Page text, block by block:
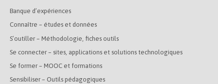
Banque d’expériences
Connaître – études et données
S’outiller – Méthodologie, fiches outils
Se connecter – sites, applications et solutions technologiques
Se former – MOOC et formations
Sensibiliser – Outils pédagogiques